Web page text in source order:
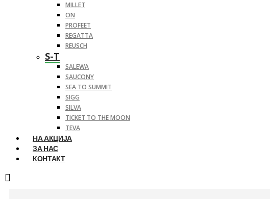
MILLET
ON
PROFEET
REGATTA
REUSCH
S-T
SALEWA
SAUCONY
SEA TO SUMMIT
SIGG
SILVA
TICKET TO THE MOON
TEVA
НА АКЦИЈА
ЗА НАС
КОНТАКТ